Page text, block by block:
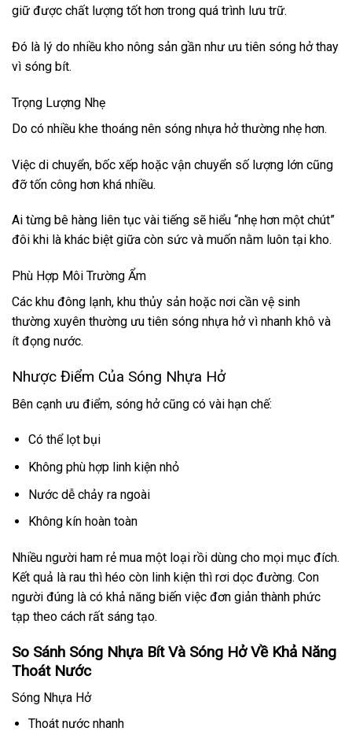
giữ được chất lượng tốt hơn trong quá trình lưu trữ.
Đó là lý do nhiều kho nông sản gần như ưu tiên sóng hở thay
vì sóng bít.
Trọng Lượng Nhẹ
Do có nhiều khe thoáng nên sóng nhựa hở thường nhẹ hơn.
Việc di chuyển, bốc xếp hoặc vận chuyển số lượng lớn cũng
đỡ tốn công hơn khá nhiều.
Ai từng bê hàng liên tục vài tiếng sẽ hiểu “nhẹ hơn một chút”
đôi khi là khác biệt giữa còn sức và muốn nằm luôn tại kho.
Phù Hợp Môi Trường Ẩm
Các khu đông lạnh, khu thủy sản hoặc nơi cần vệ sinh
thường xuyên thường ưu tiên sóng nhựa hở vì nhanh khô và
ít đọng nước.
Nhược Điểm Của Sóng Nhựa Hở
Bên cạnh ưu điểm, sóng hở cũng có vài hạn chế:
Có thể lọt bụi
Không phù hợp linh kiện nhỏ
Nước dễ chảy ra ngoài
Không kín hoàn toàn
Nhiều người ham rẻ mua một loại rồi dùng cho mọi mục đích.
Kết quả là rau thì héo còn linh kiện thì rơi dọc đường. Con
người đúng là có khả năng biến việc đơn giản thành phức
tạp theo cách rất sáng tạo.
So Sánh Sóng Nhựa Bít Và Sóng Hở Về Khả Năng
Thoát Nước
Sóng Nhựa Hở
Thoát nước nhanh